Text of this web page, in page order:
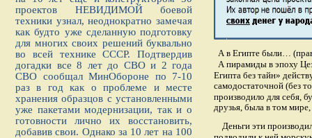
проектов НЕВИДИМОЙ боевой
техники узнал, неоднократно замечая
как будто уже сделанную подготовку
для многих своих решений буквально
во всей технике СССР. Подтвердив
догадки все 8 лет до СВО и 2 года
СВО сообщал МинОбороне по 7-10
раз в год как о проблеме и месте
хранения образцов с установленными
уже пакетами модернизации, так и о
готовности лично их восстановить,
добавив свои. Однако за 10 лет на 100
А в Египте были…
А пирамиды в эпоху
Египта без тайн»
самодостаточной (без
производило для себя,
друзья, была в том
Деньги эти